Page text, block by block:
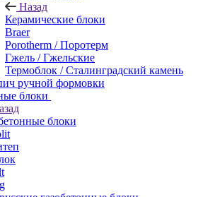
Назад
Керамические блоки
Braer
Porotherm / Поротерм
Гжель / Гжельские
Термоблок / Сталинградский камень
ручной формовки
блоки
блоки